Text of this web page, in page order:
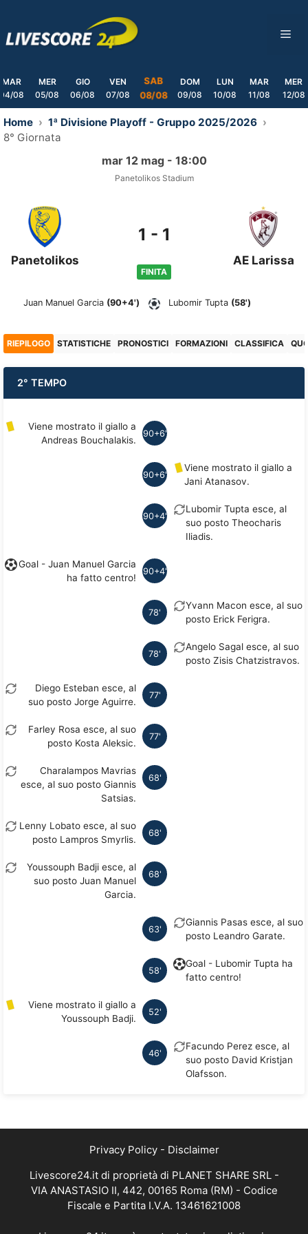
content
MAR
04/08
MER
05/08
GIO
06/08
VEN
07/08
SAB
08/08
DOM
09/08
LUN
10/08
MAR
11/08
MER
12/08
Home
1ª Divisione Playoff - Gruppo 2025/2026
8° Giornata
mar 12 mag - 18:00
Panetolikos Stadium
Panetolikos
1 - 1
FINITA
AE Larissa
Juan Manuel Garcia (90+4') Lubomir Tupta (58')
RIEPILOGO STATISTICHE PRONOSTICI FORMAZIONI CLASSIFICA
2° TEMPO
90+6'
Viene mostrato il giallo a
Andreas Bouchalakis.
90+6'
Viene mostrato il giallo a
Jani Atanasov.
90+4'
Lubomir Tupta esce, al
suo posto Theocharis
Iliadis.
90+4'
Goal - Juan Manuel Garcia
ha fatto centro!
78'
Yvann Macon esce, al suo
posto Erick Ferigra.
78'
Angelo Sagal esce, al suo
posto Zisis Chatzistravos.
77'
Diego Esteban esce, al
suo posto Jorge Aguirre.
77'
Farley Rosa esce, al suo
posto Kosta Aleksic.
68'
Charalampos Mavrias
esce, al suo posto Giannis
Satsias.
68'
Lenny Lobato esce, al suo
posto Lampros Smyrlis.
68'
Youssouph Badji esce, al
suo posto Juan Manuel
Garcia.
63'
Giannis Pasas esce, al suo
posto Leandro Garate.
58'
Goal - Lubomir Tupta ha
fatto centro!
52'
Viene mostrato il giallo a
Youssouph Badji.
46'
Facundo Perez esce, al
suo posto David Kristjan
Olafsson.
Privacy Policy- Disclaimer
Livescore24.it di proprietà di PLANET SHARE SRL -
VIA ANASTASIO II, 442, 00165 Roma (RM) - Codice
Fiscale e Partita I.V.A. 13461621008